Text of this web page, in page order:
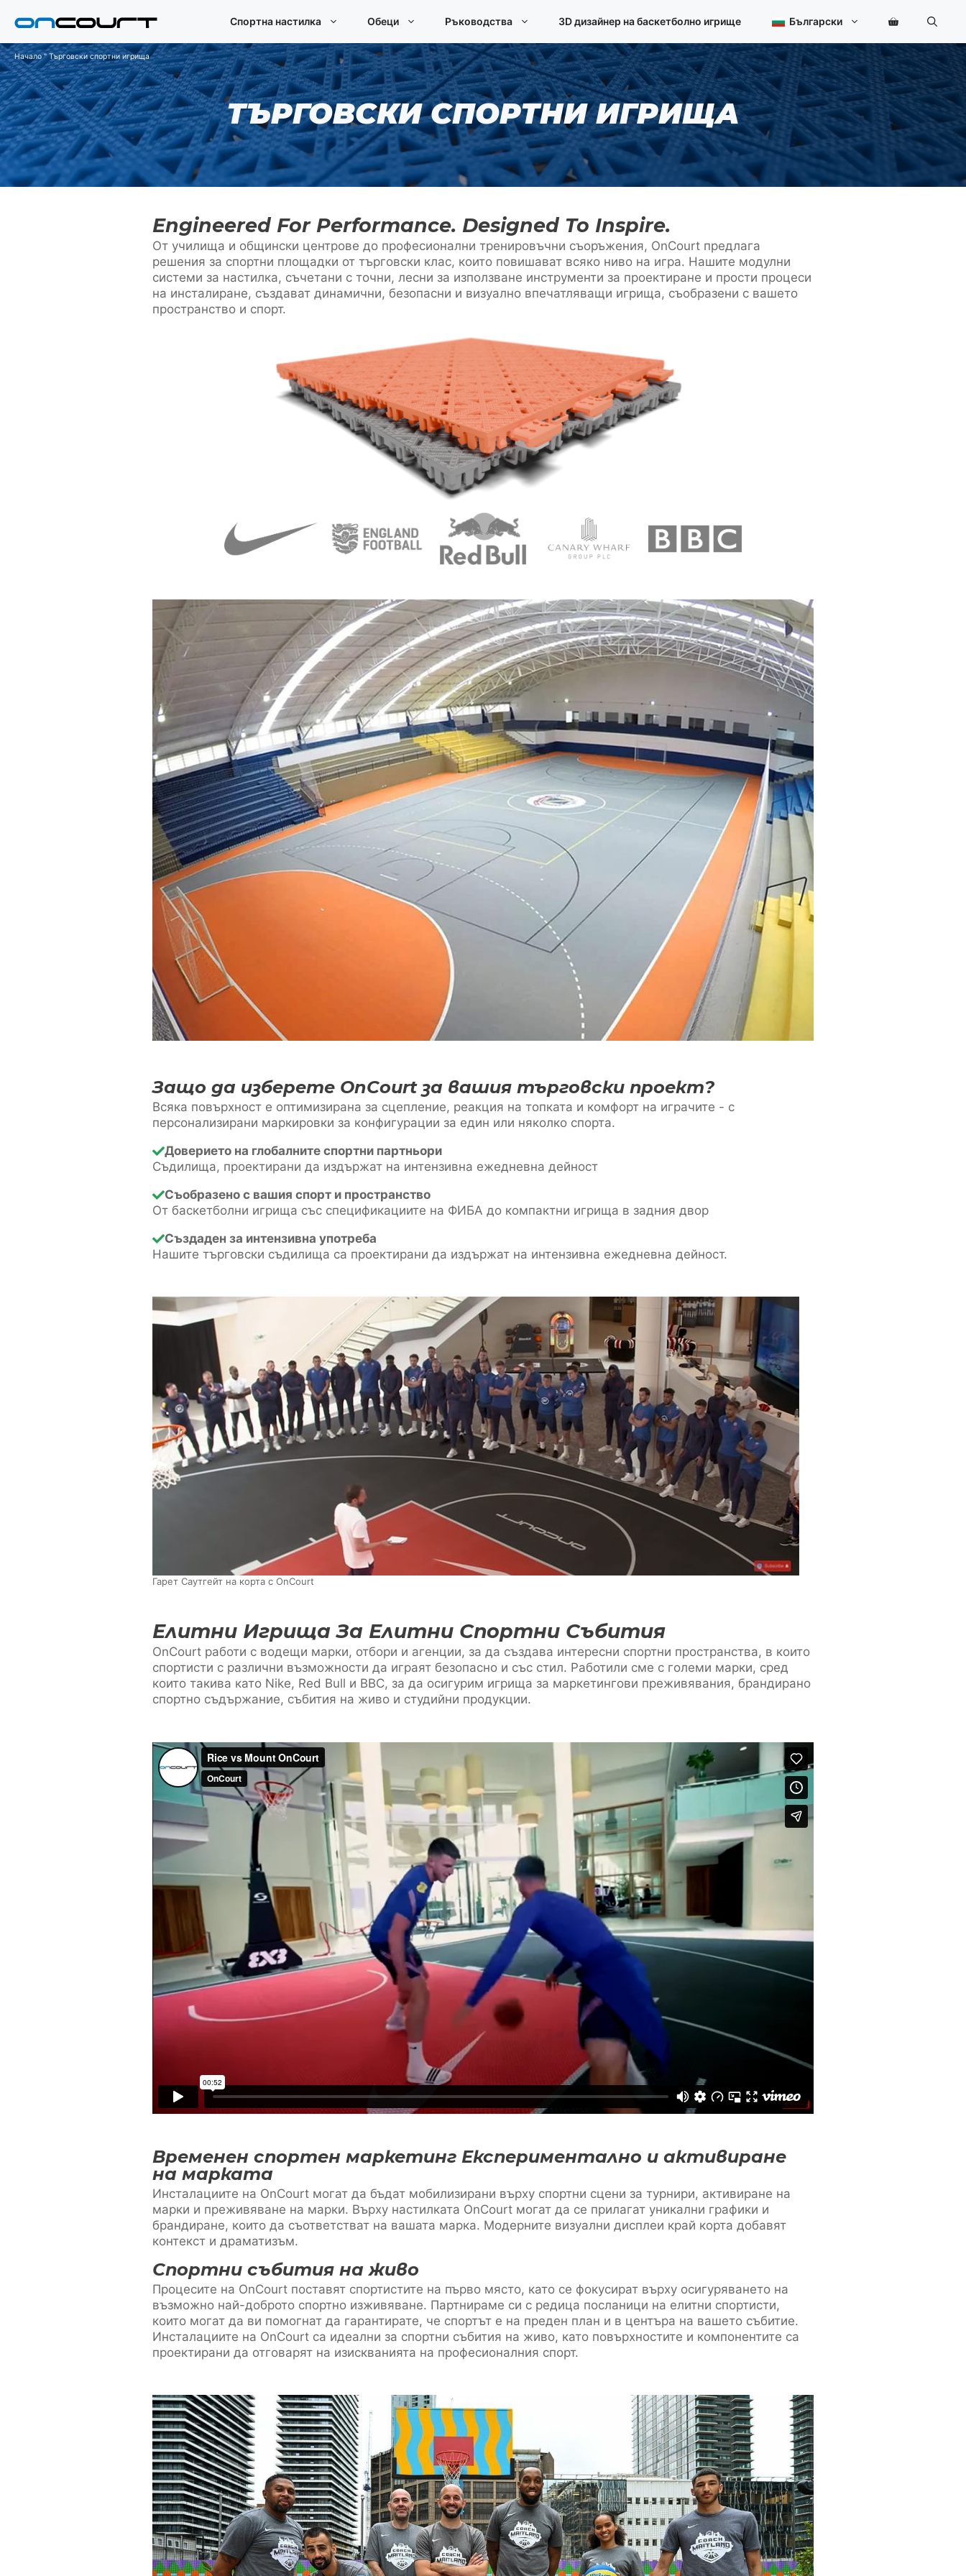
към
Спортна настилка Обеци Ръководства 3D дизайнер на баскетболно игрище Български
Начало"Търговски спортни игрища
ТЪРГОВСКИ СПОРТНИ ИГРИЩА
Engineered For Performance. Designed To Inspire.
От училища и общински центрове до професионални тренировъчни съоръжения, OnCourt предлага
решения за спортни площадки от търговски клас, които повишават всяко ниво на игра. Нашите модулни
системи за настилка, съчетани с точни, лесни за използване инструменти за проектиране и прости процеси
на инсталиране, създават динамични, безопасни и визуално впечатляващи игрища, съобразени с вашето
пространство и спорт.
Защо да изберете OnCourt за вашия търговски проект?
Всяка повърхност е оптимизирана за сцепление, реакция на топката и комфорт на играчите - с
персонализирани маркировки за конфигурации за един или няколко спорта.
Доверието на глобалните спортни партньори
Съдилища, проектирани да издържат на интензивна ежедневна дейност
Съобразено с вашия спорт и пространство
От баскетболни игрища със спецификациите на ФИБА до компактни игрища в задния двор
Създаден за интензивна употреба
Нашите търговски съдилища са проектирани да издържат на интензивна ежедневна дейност.
Гарет Саутгейт на корта с OnCourt
Елитни Игрища За Елитни Спортни Събития
OnCourt работи с водещи марки, отбори и агенции, за да създава интересни спортни пространства, в които
спортисти с различни възможности да играят безопасно и със стил. Работили сме с големи марки, сред
които такива като Nike, Red Bull и BBC, за да осигурим игрища за маркетингови преживявания, брандирано
спортно съдържание, събития на живо и студийни продукции.
Временен спортен маркетинг Експериментално и активиране
на марката
Инсталациите на OnCourt могат да бъдат мобилизирани върху спортни сцени за турнири, активиране на
марки и преживяване на марки. Върху настилката OnCourt могат да се прилагат уникални графики и
брандиране, които да съответстват на вашата марка. Модерните визуални дисплеи край корта добавят
контекст и драматизъм.
Спортни събития на живо
Процесите на OnCourt поставят спортистите на първо място, като се фокусират върху осигуряването на
възможно най-доброто спортно изживяване. Партнираме си с редица посланици на елитни спортисти,
които могат да ви помогнат да гарантирате, че спортът е на преден план и в центъра на вашето събитие.
Инсталациите на OnCourt са идеални за спортни събития на живо, като повърхностите и компонентите са
проектирани да отговарят на изискванията на професионалния спорт.